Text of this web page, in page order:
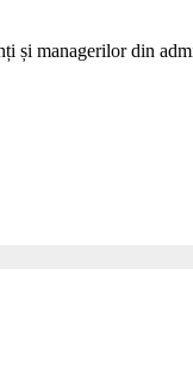
și managerilor din